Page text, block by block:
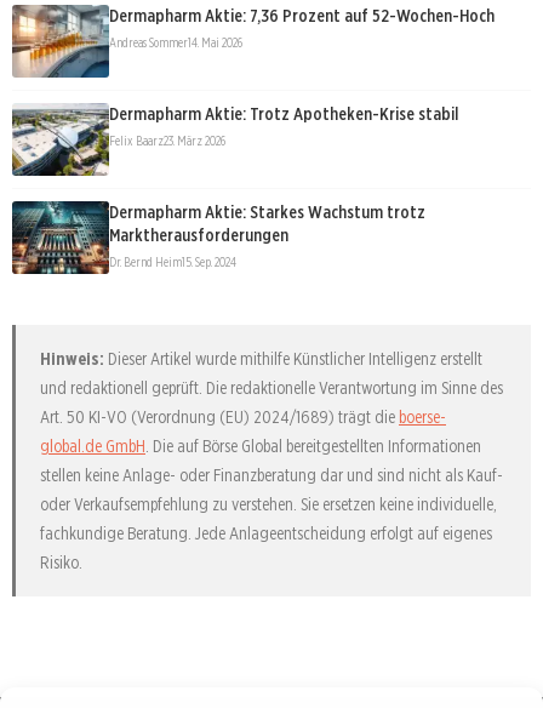
Dermapharm Aktie: 7,36 Prozent auf 52-Wochen-Hoch
Andreas Sommer14. Mai 2026
Dermapharm Aktie: Trotz Apotheken-Krise stabil
Felix Baarz23. März 2026
Dermapharm Aktie: Starkes Wachstum trotz
Marktherausforderungen
Dr. Bernd Heim15. Sep. 2024
Hinweis: Dieser Artikel wurde mithilfe Künstlicher Intelligenz erstellt
und redaktionell geprüft. Die redaktionelle Verantwortung im Sinne des
Art. 50 KI-VO (Verordnung (EU) 2024/1689) trägt die boerse-
global.de GmbH . Die auf Börse Global bereitgestellten Informationen
stellen keine Anlage- oder Finanzberatung dar und sind nicht als Kauf-
oder Verkaufsempfehlung zu verstehen. Sie ersetzen keine individuelle,
fachkundige Beratung. Jede Anlageentscheidung erfolgt auf eigenes
Risiko.